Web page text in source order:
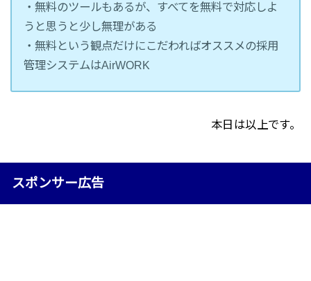
・無料のツールもあるが、すべてを無料で対応しよ
うと思うと少し無理がある
・無料という観点だけにこだわればオススメの採用
管理システムはAirWORK
本日は以上です。
スポンサー広告